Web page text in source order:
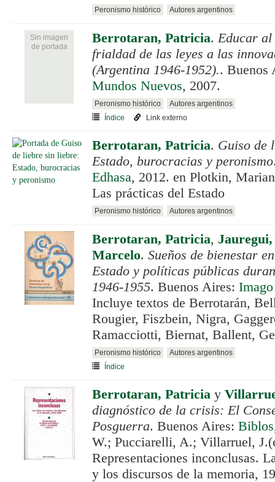
Peronismo histórico Autores argentinos
Sin imagen
de portada
Berrotaran, Patricia. Educar
frialdad de las leyes a las
(Argentina 1946-1952).. Buenos
Mundos Nuevos, 2007.
Peronismo histórico
Autores argentinos
Índice
Link externo
Berrotaran, Patricia. Guiso de
Estado, burocracias y peronismo
Edhasa, 2012. en Plotkin,
Las prácticas del Estado
Peronismo histórico Autores argentinos
Berrotaran, Patricia,
Marcelo. Sueños de bienestar
Estado y políticas públicas
1946-1955. Buenos Aires:
Incluye textos de Berrotarán,
Rougier, Fiszbein, Nigra,
Ramacciotti, Biernat, Ballent,
Peronismo histórico
Autores argentinos
Índice
Berrotaran, Patricia y
diagnóstico de la crisis: El
Posguerra. Buenos Aires: Biblos
W.; Pucciarelli, A.; Villarruel,
Representaciones inconclusas.
y los discursos de la memoria,